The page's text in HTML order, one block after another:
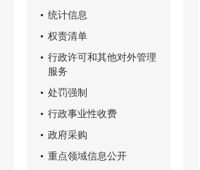
统计信息
权责清单
行政许可和其他对外管理
服务
处罚强制
行政事业性收费
政府采购
重点领域信息公开